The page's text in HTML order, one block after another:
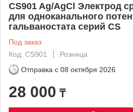
CS901 Ag/AgCl Электрод
для одноканального
гальваностата серий CS
Под заказ
Код: CS901
Розница
Отправка с 08 октября 2026
28 000 ₸